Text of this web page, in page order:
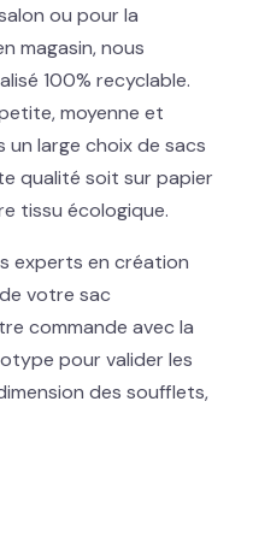
→
ou pour la
magasin, nous
100% recyclable.
moyenne et
large choix de sacs
qualité soit sur papier
tissu écologique.
experts en création
votre sac
commande avec la
pour valider les
des soufflets,